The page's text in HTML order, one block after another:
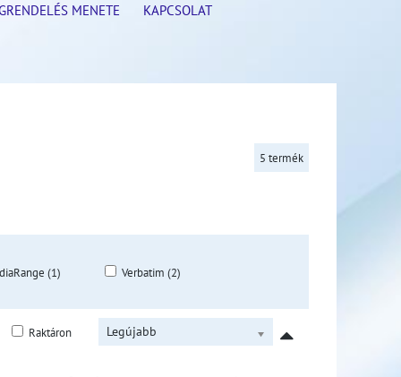
MENETE KAPCSOLAT
5 termék
(1) Verbatim (2)
Legújabb
Raktáron